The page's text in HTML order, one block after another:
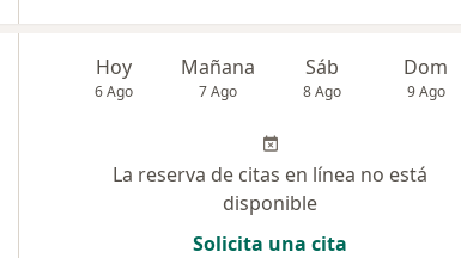
Hoy
6 Ago
Mañana
7 Ago
Sáb
8 Ago
Dom
9 Ago
La reserva de citas en línea no está
disponible
Solicita una cita